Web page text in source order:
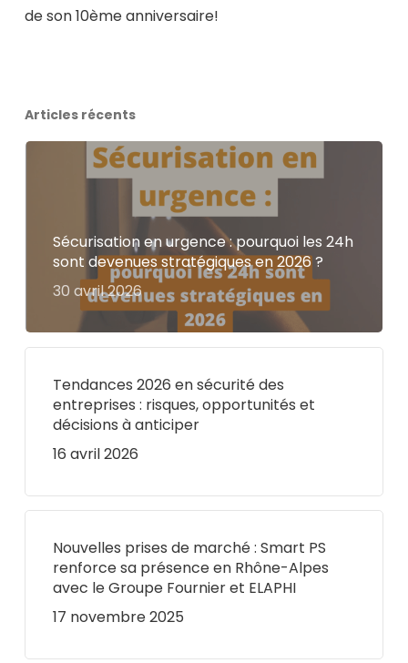
de son 10ème anniversaire!
Articles récents
Sécurisation en urgence : pourquoi les 24h
sont devenues stratégiques en 2026 ?
30 avril 2026
Tendances 2026 en sécurité des
entreprises : risques, opportunités et
décisions à anticiper
16 avril 2026
Nouvelles prises de marché : Smart PS
renforce sa présence en Rhône-Alpes
avec le Groupe Fournier et ELAPHI
17 novembre 2025